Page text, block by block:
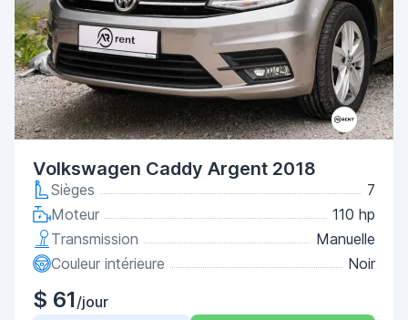
Volkswagen Caddy Argent 2018
Sièges
7
Moteur
110 hp
Transmission
Manuelle
Couleur intérieure
Noir
$ 61/jour